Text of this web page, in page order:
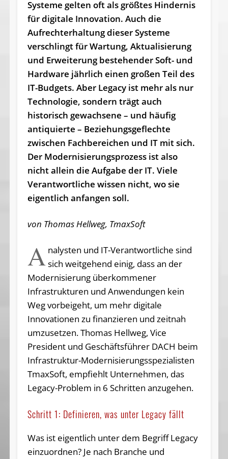
Systeme gelten oft als größtes Hindernis
für digitale Innovation. Auch die
Aufrechterhaltung dieser Systeme
verschlingt für Wartung, Aktualisierung
und Erweiterung bestehender Soft- und
Hardware jährlich einen großen Teil des
IT-Budgets. Aber Legacy ist mehr als nur
Technologie, sondern trägt auch
historisch gewachsene – und häufig
antiquierte – Beziehungsgeflechte
zwischen Fachbereichen und IT mit sich.
Der Modernisierungsprozess ist also
nicht allein die Aufgabe der IT. Viele
Verantwortliche wissen nicht, wo sie
eigentlich anfangen soll.
von Thomas Hellweg, TmaxSoft
A nalysten und IT-Verantwortliche sind
sich weitgehend einig, dass an der
Modernisierung überkommener
Infrastrukturen und Anwendungen kein
Weg vorbeigeht, um mehr digitale
Innovationen zu finanzieren und zeitnah
umzusetzen. Thomas Hellweg, Vice
President und Geschäftsführer DACH beim
Infrastruktur-Modernisierungsspezialisten
TmaxSoft, empfiehlt Unternehmen, das
Legacy-Problem in 6 Schritten anzugehen.
Schritt 1: Definieren, was unter Legacy fällt
Was ist eigentlich unter dem Begriff Legacy
einzuordnen? Je nach Branche und